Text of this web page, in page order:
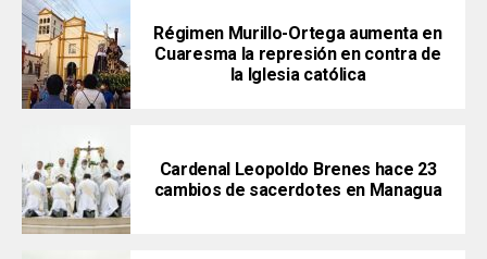
Régimen Murillo-Ortega aumenta en
Cuaresma la represión en contra de
la Iglesia católica
Cardenal Leopoldo Brenes hace 23
cambios de sacerdotes en Managua